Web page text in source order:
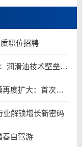
职位招聘
2、从 API SP 到 SQ，从 GF-6 到 GF-7：润滑油技术壁垒再升高，你准备好了吗？
3、2025年Automechanika Shanghai规模再度扩大：首次启用国家会展中心（上海）全部15个展馆
业解锁增长新密码​
春自驾游